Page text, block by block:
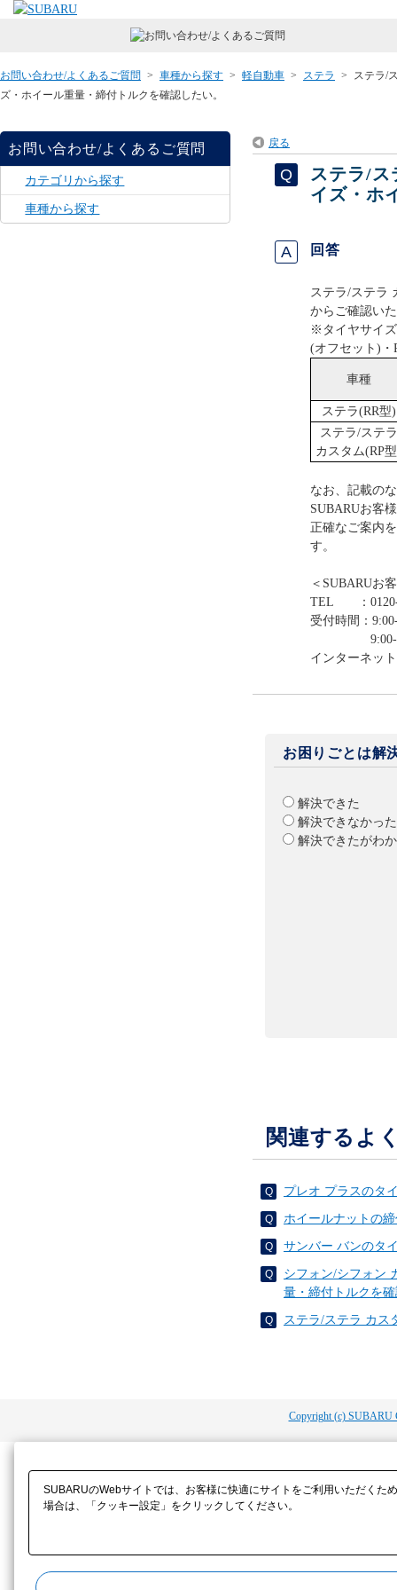
お問い合わせ/よくあるご質問 > 車種から探す > 軽自動車 > ステラ >
ステラ/
ズ・ホイール重量・締付トルクを確認したい。
お問い合わせ/よくあるご質問
カテゴリから探す
車種から探す
戻る
ステラ/ス
イズ・ホ
回答
ステラ/ステラ
からご確認い
※タイヤサイ
(オフセット)・
車種
ステラ(RR型)
ステラ/ステラ
カスタム(RP
なお、記載の
SUBARUお客
正確なご案内
す。
＜SUBARUお
TEL ：0120-
受付時間：
9:00-12:00
インターネッ
お困りごとは解
解決できた
解決できなかった
解決できたがわ
関連するよ
プレオ プラスのタ
ホイールナットの
サンバー バンのタ
シフォン/シフォン
量・締付トルクを
ステラ/ステラ カス
Copyright (c) SUBARU
SUBARUのWebサイトでは、お客様に快適にサイトをご利用いただく
場合は、「クッキー設定」をクリックしてください。​